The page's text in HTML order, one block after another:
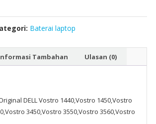
Baterai laptop
Tambahan Ulasan (0)
DELL Vostro 1440,Vostro 1450,Vostro
3450,Vostro 3550,Vostro 3560,Vostro